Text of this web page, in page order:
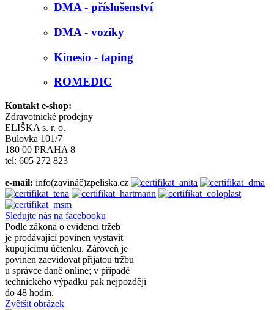
DMA - příslušenství
DMA - vozíky
Kinesio - taping
ROMEDIC
Kontakt e-shop:
Zdravotnické prodejny
ELIŠKA s. r. o.
Bulovka 101/7
180 00 PRAHA 8
tel: 605 272 823
e-mail: info(zavináč)zpeliska.cz
Sledujte nás na facebooku
Podle zákona o evidenci tržeb
je prodávající povinen vystavit
kupujícímu účtenku. Zároveň je
povinen zaevidovat přijatou tržbu
u správce daně online; v případě
technického výpadku pak nejpozději
do 48 hodin.
Zvětšit obrázek